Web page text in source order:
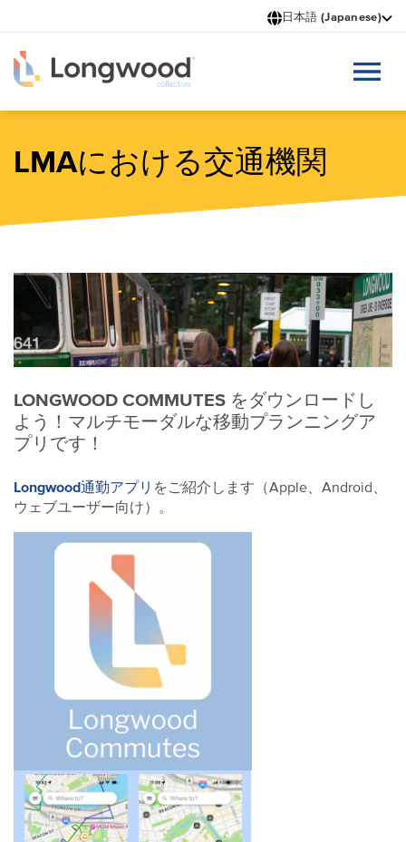
イ
コ
テ
日本語 (Japanese)
LMAにおける交通機関
LONGWOOD COMMUTES をダウンロードし
よう！マルチモーダルな移動プランニングア
プリです！
Longwood通勤アプリ をご紹介します（Apple、Android、
ウェブユーザー向け）。